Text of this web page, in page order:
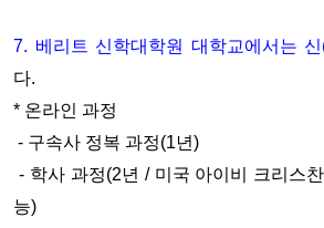
7. 베리트 신학대학원 대학교에서는
다.
* 온라인 과정
- 구속사 정복 과정(1년)
- 학사 과정(2년 / 미국 아이비 크리스
능)